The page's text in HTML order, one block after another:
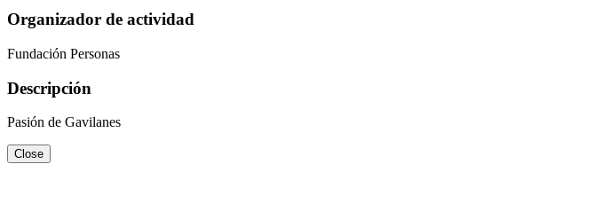
Organizador de actividad
Fundación Personas
Descripción
Pasión de Gavilanes
Close